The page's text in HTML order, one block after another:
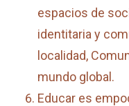
espacios de
identitaria y
localidad,
mundo global.
Educar es